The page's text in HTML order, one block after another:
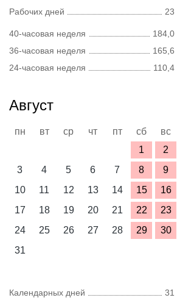
Рабочих дней
23
40-часовая неделя
184,0
36-часовая неделя
165,6
24-часовая неделя
110,4
Август
пн вт ср чт пт сб
вс
1
2
3
4 5 6 7 8
9
10
11 12 13 14 15
16
17
18 19 20 21 22
23
24
25 26 27 28 29
30
31
Календарных дней
31